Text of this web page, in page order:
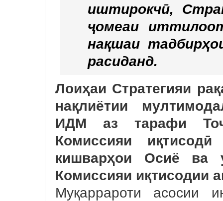
иштирокчӣ,
ҷомеаи
нақшаи
расиданд.
Лоиҳаи Стратегияи
нақлиётии
ИДМ аз тарафи
Комиссияи
кишварҳои Осиё ва
Комиссияи иқтисодии
Муқаррароти асосии